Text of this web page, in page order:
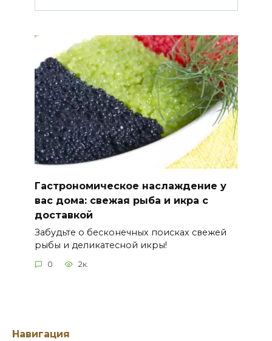
Гастрономическое наслаждение у
вас дома: свежая рыба и икра с
доставкой
Забудьте о бесконечных поисках свежей
рыбы и деликатесной икры!
0 2к.
Навигация